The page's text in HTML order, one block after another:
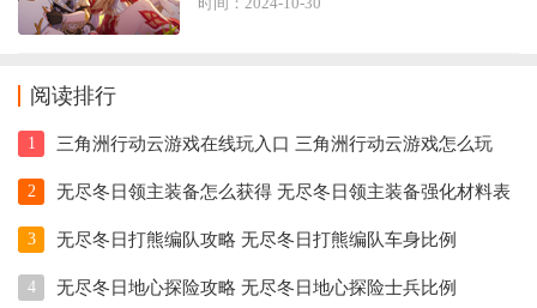
阅读排行
1 三角洲行动云游戏在线玩入口 三角洲行动云游戏怎么玩
2 无尽冬日领主装备怎么获得 无尽冬日领主装备强化材料表
3 无尽冬日打熊编队攻略 无尽冬日打熊编队车身比例
4 无尽冬日地心探险攻略 无尽冬日地心探险士兵比例